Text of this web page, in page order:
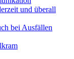
und überall
bei Ausfällen